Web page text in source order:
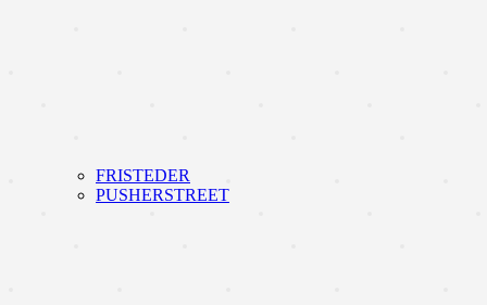
FRISTEDER
PUSHERSTREET